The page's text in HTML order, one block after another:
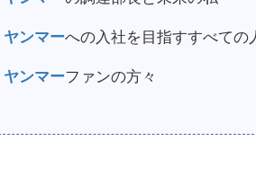
ヤンマーへの入社を目指すすべての
ヤンマーファンの方々